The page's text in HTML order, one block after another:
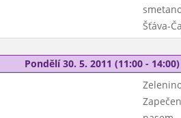
Šťáva-
Pondělí 30. 5. 2011 (11:00 - 14:00)